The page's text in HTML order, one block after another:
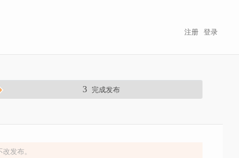
登录
注册
3 完成发布
发布。